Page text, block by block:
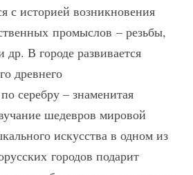
с историей возникновения
промыслов – резьбы,
др. В городе развивается
древнего
серебру – знаменитая
шедевров мировой
искусства в одном из
городов подарит